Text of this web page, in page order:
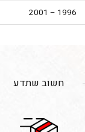
1996 – 2001
חשוב שתדע